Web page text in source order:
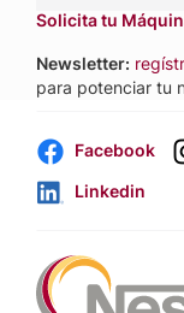
Solicita tu
Newsletter:
para potenciar tu
Facebook
Linkedin